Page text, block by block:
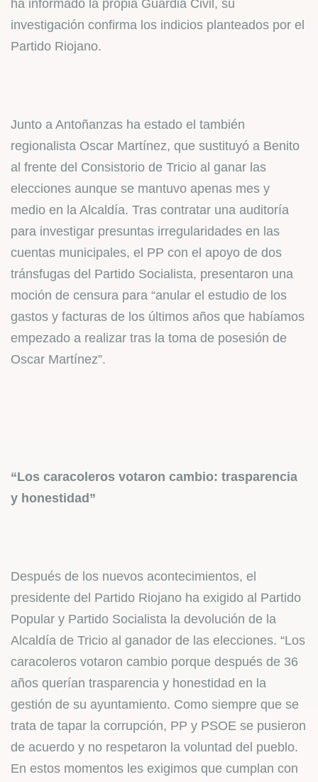
ha informado la propia Guardia Civil, su
investigación confirma los indicios planteados por el
Partido Riojano.
Junto a Antoñanzas ha estado el también
regionalista Oscar Martínez, que sustituyó a Benito
al frente del Consistorio de Tricio al ganar las
elecciones aunque se mantuvo apenas mes y
medio en la Alcaldía. Tras contratar una auditoría
para investigar presuntas irregularidades en las
cuentas municipales, el PP con el apoyo de dos
tránsfugas del Partido Socialista, presentaron una
moción de censura para “anular el estudio de los
gastos y facturas de los últimos años que habíamos
empezado a realizar tras la toma de posesión de
Oscar Martínez”.
“Los caracoleros votaron cambio: trasparencia
y honestidad”
Después de los nuevos acontecimientos, el
presidente del Partido Riojano ha exigido al Partido
Popular y Partido Socialista la devolución de la
Alcaldía de Tricio al ganador de las elecciones. “Los
caracoleros votaron cambio porque después de 36
años querían trasparencia y honestidad en la
gestión de su ayuntamiento. Como siempre que se
trata de tapar la corrupción, PP y PSOE se pusieron
de acuerdo y no respetaron la voluntad del pueblo.
En estos momentos les exigimos que cumplan con